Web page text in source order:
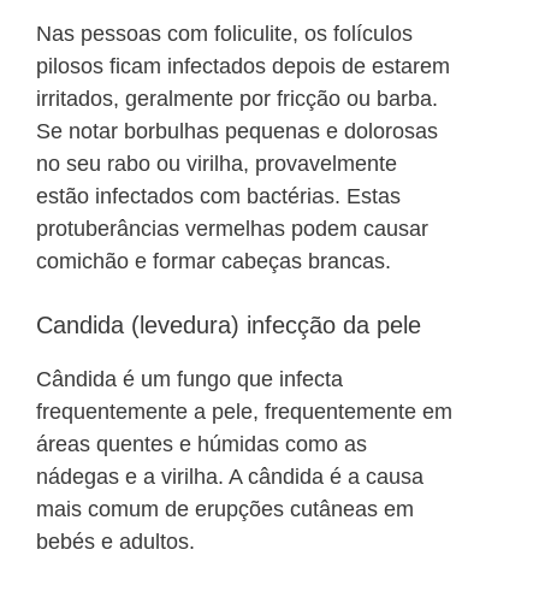
Nas pessoas com foliculite, os folículos
pilosos ficam infectados depois de estarem
irritados, geralmente por fricção ou barba.
Se notar borbulhas pequenas e dolorosas
no seu rabo ou virilha, provavelmente
estão infectados com bactérias. Estas
protuberâncias vermelhas podem causar
comichão e formar cabeças brancas.
Candida (levedura) infecção da pele
Cândida é um fungo que infecta
frequentemente a pele, frequentemente em
áreas quentes e húmidas como as
nádegas e a virilha. A cândida é a causa
mais comum de erupções cutâneas em
bebés e adultos.